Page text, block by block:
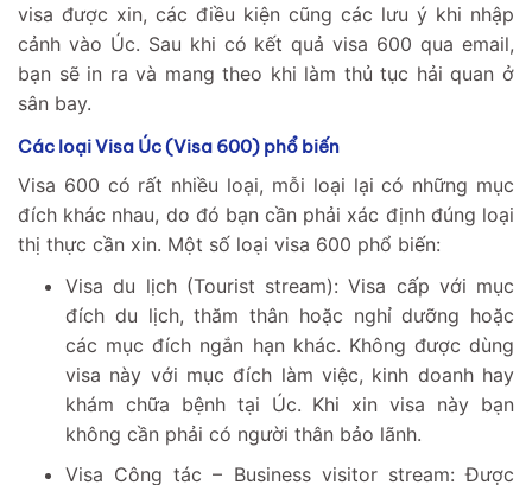
visa được xin, các điều kiện cũng các lưu ý khi nhập
cảnh vào Úc. Sau khi có kết quả visa 600 qua email,
bạn sẽ in ra và mang theo khi làm thủ tục hải quan ở
sân bay.
Các loại Visa Úc (Visa 600) phổ biến
Visa 600 có rất nhiều loại, mỗi loại lại có những mục
đích khác nhau, do đó bạn cần phải xác định đúng loại
thị thực cần xin. Một số loại visa 600 phổ biến:
Visa du lịch (Tourist stream): Visa cấp với mục
đích du lịch, thăm thân hoặc nghỉ dưỡng hoặc
các mục đích ngắn hạn khác. Không được dùng
visa này với mục đích làm việc, kinh doanh hay
khám chữa bệnh tại Úc. Khi xin visa này bạn
không cần phải có người thân bảo lãnh.
Visa Công tác – Business visitor stream: Được